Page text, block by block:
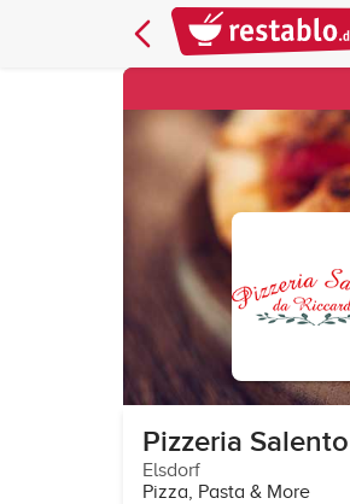
Pizzeria
Elsdorf
Pizza, Pasta & More